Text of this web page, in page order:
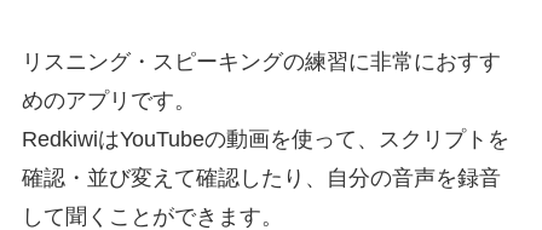
リスニング・スピーキングの練習に非常におすす
めのアプリです。
RedkiwiはYouTubeの動画を使って、スクリプトを
確認・並び変えて確認したり、自分の音声を録音
して聞くことができます。